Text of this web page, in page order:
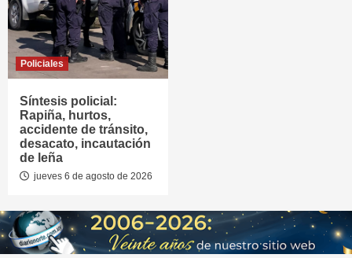
Policiales
Síntesis policial:
Rapiña, hurtos,
accidente de tránsito,
desacato, incautación
de leña
jueves 6 de agosto de 2026